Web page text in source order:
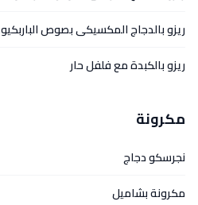
ريزو بالدجاج المكسيكى بصوص الباربكيو
ريزو بالكبدة مع فلفل حار
مكرونة
نجرسكو دجاج
مكرونة بشاميل